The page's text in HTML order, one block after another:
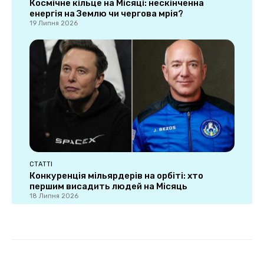
Космічне кільце на Місяці: нескінченна
енергія на Землю чи чергова мрія?
19 Липня 2026
СТАТТІ
Конкуренція мільярдерів на орбіті: хто
першим висадить людей на Місяць
18 Липня 2026